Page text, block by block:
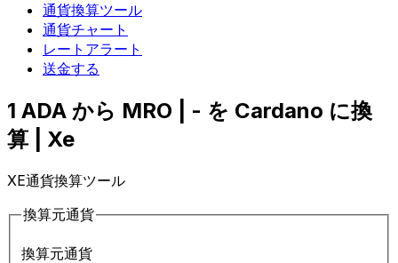
通貨換算ツール
通貨チャート
レートアラート
送金する
1 ADA から MRO | - を Cardano に換
算 | Xe
XE通貨換算ツール
換算元通貨
換算元通貨